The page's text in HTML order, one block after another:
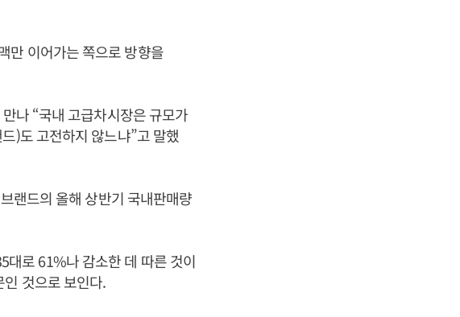
만 이어가는 쪽으로 방향을
나 “국내 고급차시장은 규모가
)도 고전하지 않느냐”고 말했
랜드의 올해 상반기 국내판매량
대로 61%나 감소한 데 따른 것이
것으로 보인다.